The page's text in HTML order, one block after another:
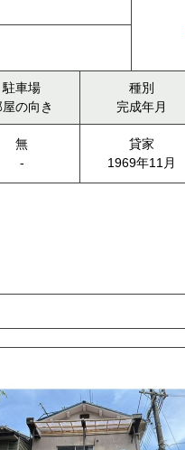
駐車場
の向き
種別
完成年月
無
-
貸家
1969年11月